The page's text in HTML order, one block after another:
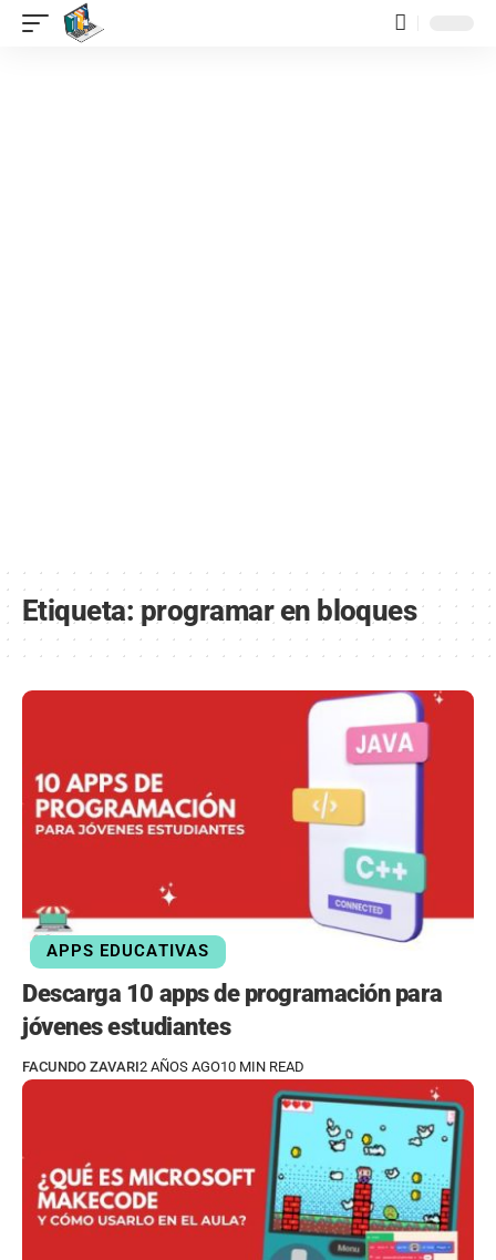
contenido
Etiqueta:programar en bloques
APPS EDUCATIVAS
Descarga 10 apps de programación para
jóvenes estudiantes
FACUNDO ZAVARI2 AÑOS AGO10 MIN READ